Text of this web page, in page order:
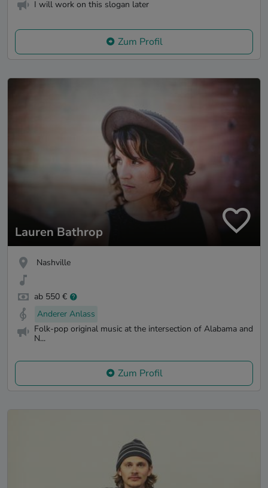
I will work on this slogan later
Zum Profil
Lauren Bathrop
Nashville
ab 550 €
Anderer Anlass
Folk-pop original music at the intersection of Alabama and
N...
Zum Profil